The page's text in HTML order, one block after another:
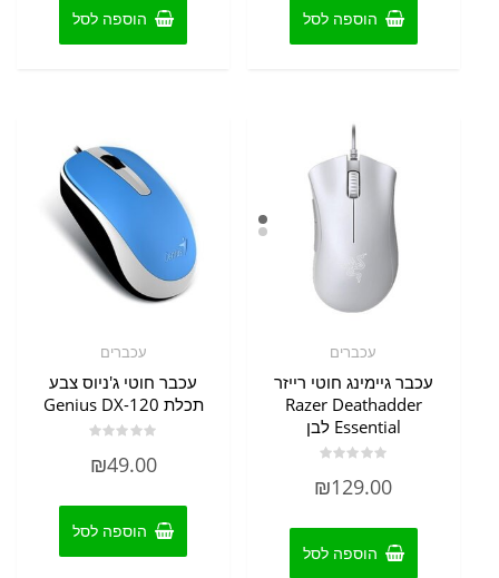
הוספה לסל הוספה לסל
עכברים
עכבר גיימינג ‏חוטי רייזר
Razer Deathadder
Essential לבן
0
₪129.00
הוספה לסל
עכברים
עכבר חוטי ג'ניוס צבע
תכלת Genius DX-120
0
₪49.00
הוספה לסל